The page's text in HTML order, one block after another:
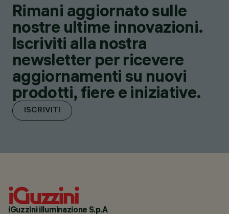
Rimani aggiornato sulle
nostre ultime innovazioni.
Iscriviti alla nostra
newsletter per ricevere
aggiornamenti su nuovi
prodotti, fiere e iniziative.
ISCRIVITI
iGuzzini illuminazione S.p.A